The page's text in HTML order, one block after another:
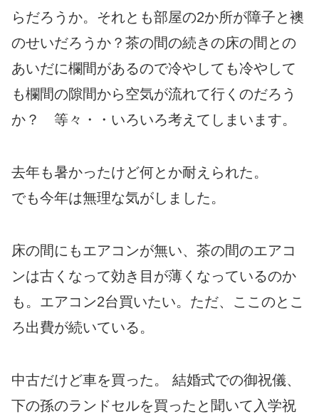
らだろうか。それとも部屋の2か所が障子と襖
のせいだろうか？茶の間の続きの床の間との
あいだに欄間があるので冷やしても冷やして
も欄間の隙間から空気が流れて行くのだろう
か？ 等々・・いろいろ考えてしまいます。
去年も暑かったけど何とか耐えられた。
でも今年は無理な気がしました。
床の間にもエアコンが無い、茶の間のエアコ
ンは古くなって効き目が薄くなっているのか
も。エアコン2台買いたい。ただ、ここのとこ
ろ出費が続いている。
中古だけど車を買った。 結婚式での御祝儀、
下の孫のランドセルを買ったと聞いて入学祝